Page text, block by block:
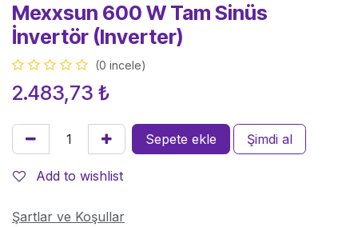
Mexxsun 600 W Tam Sinüs
İnvertör (Inverter)
(0 incele)
2.483,73 ₺
Sepete ekle Şimdi al
Add to wishlist
Şartlar ve Koşullar